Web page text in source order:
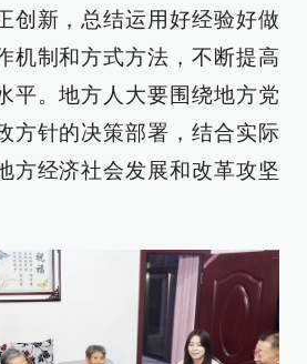
创新，总结运用好经验好做
机制和方式方法，不断提高
平。地方人大要围绕地方党
方针的决策部署，结合实际
方经济社会发展和改革攻坚